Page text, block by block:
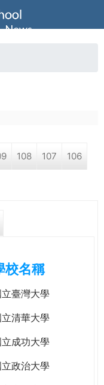
108 107 106
校名稱
立臺灣大學
立清華大學
立成功大學
立政治大學
News